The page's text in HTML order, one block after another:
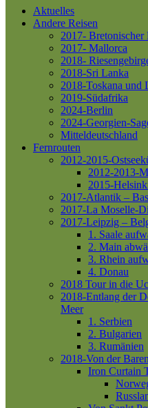
Aktuelles
Andere Reisen
2017-
2017- Mallorca
2018-
2018-Sri Lanka
2018-Toskana und
2019-Südafrika
2024-Berlin
2024-Georgien-
Mitteldeutschland
Fernrouten
2012-2015-
2012-2013-
2015-
2017-Atlantik –
2017-La Moselle-
2017-Leipzig –
1. Saale
2. Main
3. Rhein
4. Donau
2018 Tour in die
2018-Entlang der
Meer
1. Serbien
2. Bulgarien
3. Rumänien
2018-Von der
Iron Curtain